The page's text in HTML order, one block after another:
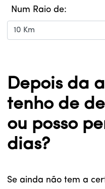
Num Raio de:
Depois da
tenho de
ou posso
dias?
Se ainda não tem a